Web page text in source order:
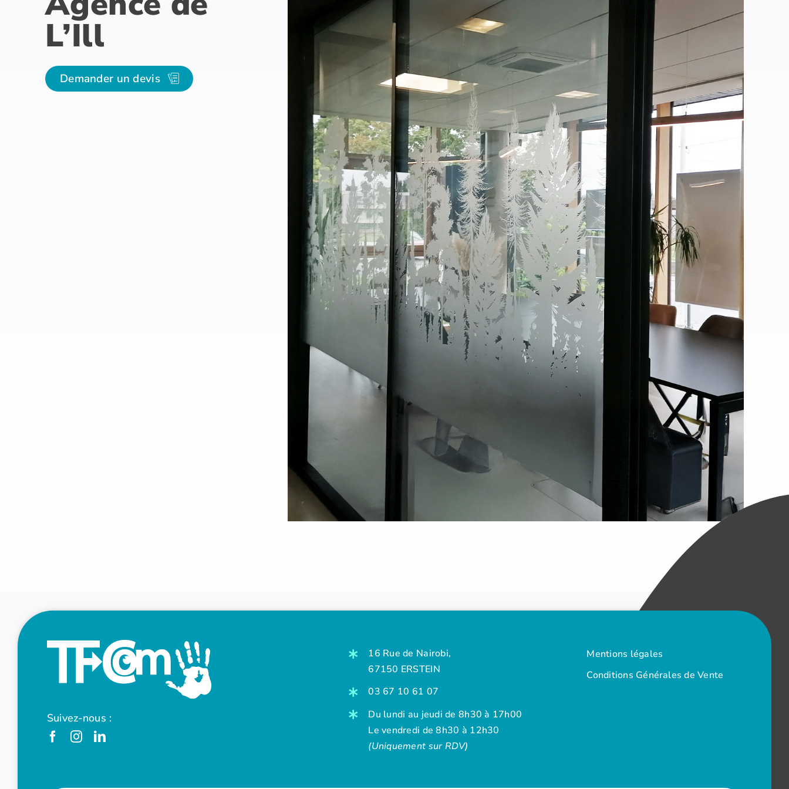
L’Ill
Demander un devis
Suivez-nous :
16 Rue de Nairobi,
67150 ERSTEIN
03 67 10 61 07
Du lundi au jeudi de 8h30 à 17h00
Le vendredi de 8h30 à 12h30
(Uniquement sur RDV)
Mentions légales
Conditions Générales de Vente